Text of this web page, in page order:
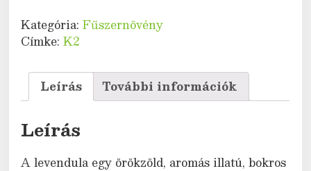
Kategória:Fűszernövény
Címke:K2
Leírás További információk
Leírás
A levendula egy örökzöld, aromás illatú, bokros